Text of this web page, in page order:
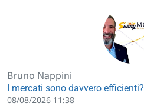
Bruno Nappini
I mercati sono davvero efficienti?
08/08/2026 11:38